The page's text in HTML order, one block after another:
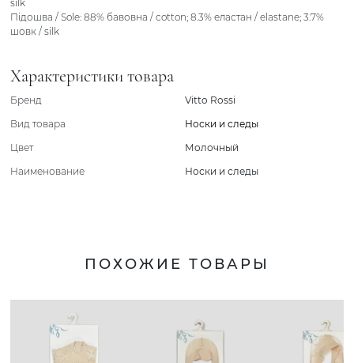
silk
Підошва / Sole: 88% бавовна / cotton; 8.3% еластан / elastane; 3.7%
шовк / silk
Характеристики товара
Бренд
Vitto Rossi
Вид товара
Носки и следы
Цвет
Молочный
Наименование
Носки и следы
ПОХОЖИЕ ТОВАРЫ